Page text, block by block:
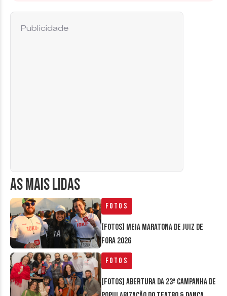
AS MAIS LIDAS
Fotos
[FOTOS] Meia Maratona de Juiz de
Fora 2026
Fotos
[FOTOS] Abertura da 23ª Campanha de
Publicidade